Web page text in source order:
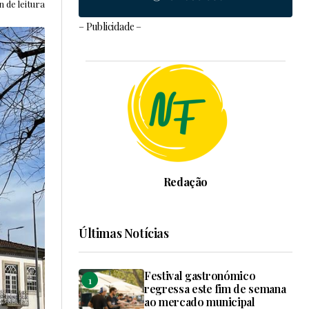
de leitura
– Publicidade –
Redação
Últimas Notícias
Festival gastronómico
regressa este fim de semana
ao mercado municipal